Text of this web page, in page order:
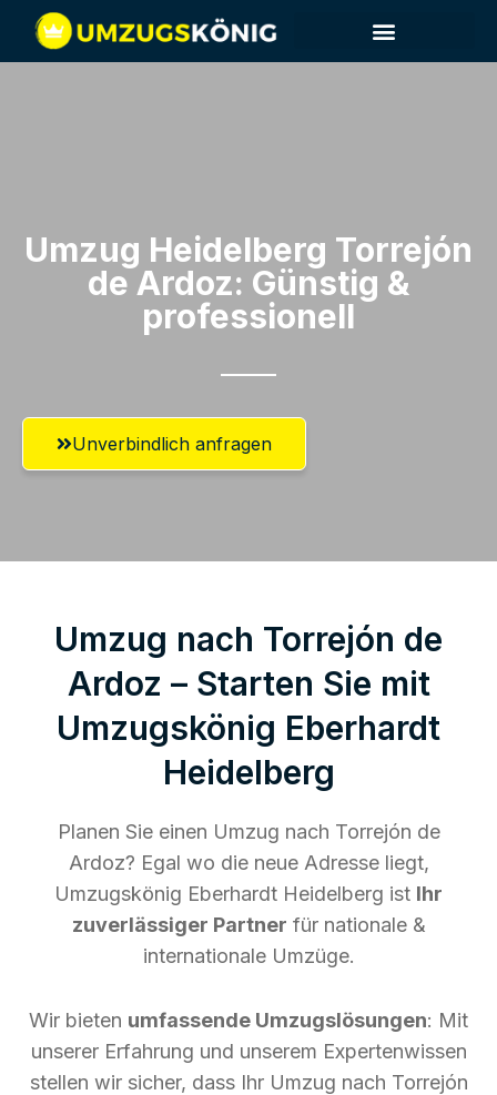
Umzug Heidelberg​ Torrejón
de Ardoz: Günstig &
professionell​
Unverbindlich anfragen
Umzug nach Torrejón de
Ardoz – Starten Sie mit
Umzugskönig Eberhardt
Heidelberg
Planen Sie einen Umzug nach Torrejón de
Ardoz? Egal wo die neue Adresse liegt,
Umzugskönig Eberhardt Heidelberg ist Ihr
zuverlässiger Partner für nationale &
internationale Umzüge.
Wir bieten umfassende Umzugslösungen: Mit
unserer Erfahrung und unserem Expertenwissen
stellen wir sicher, dass Ihr Umzug nach Torrejón